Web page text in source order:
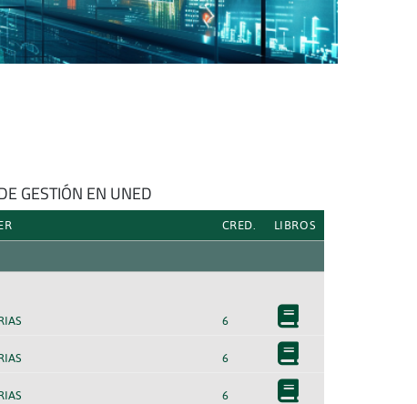
GESTIÓN EN UNED
CRED. LIBROS
6
6
6